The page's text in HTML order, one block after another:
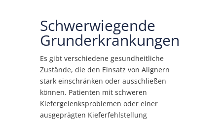
Schwerwiegende
Grunderkrankungen
Es gibt verschiedene gesundheitliche
Zustände, die den Einsatz von Alignern
stark einschränken oder ausschließen
können. Patienten mit schweren
Kiefergelenksproblemen oder einer
ausgeprägten Kieferfehlstellung